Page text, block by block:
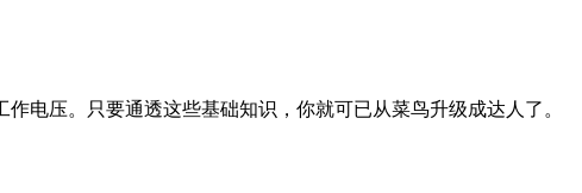
电压。只要通透这些基础知识，你就可已从菜鸟升级成达人了。